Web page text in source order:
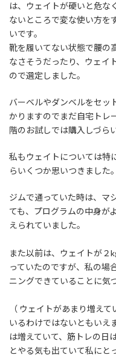
は、ウェイトが硬いと危な
ないところで変な使い方を
いです。
靴を履いてない状態で腰の
なさそうだったり、ウェイ
ので選定しました。
バーベルやダンベルをセッ
かりますのでまだ自宅トレ
階のお試しでは購入しづら
私もウェイトについては特
らいくつか思いつきました。
ジムで通っていた時は、マ
ても、プログラムの中身が
えられていました。
また以前は、ウェイトが２
っていたのですが、私の場
ニングできていることに気
（ ウェイトがあまり増え
いるわけではないともいえ
は増えていて、筋トレの日
とやる気も出ていて私にと